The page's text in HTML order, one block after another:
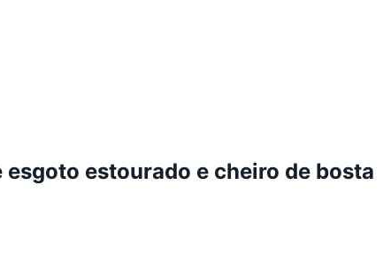
estourado e cheiro de bosta